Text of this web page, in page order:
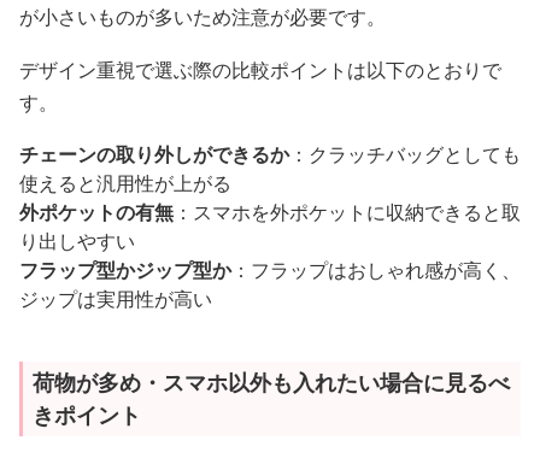
が小さいものが多いため注意が必要です。
デザイン重視で選ぶ際の比較ポイントは以下のとおりで
す。
チェーンの取り外しができるか：クラッチバッグとしても
使えると汎用性が上がる
外ポケットの有無 ：スマホを外ポケットに収納できると取
り出しやすい
フラップ型かジップ型か：フラップはおしゃれ感が高く、
ジップは実用性が高い
荷物が多め・スマホ以外も入れたい場合に見るべ
きポイント